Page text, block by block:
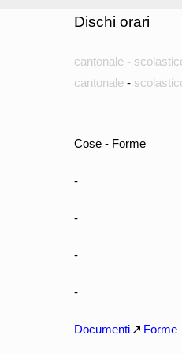
Dischi orari
cantonale -
cantonale -
Cose - Forme
-
-
-
-
Documenti Forme